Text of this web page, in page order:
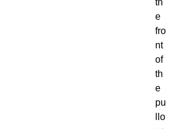
e
fro
nt
of
th
e
pu
llo